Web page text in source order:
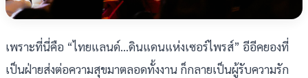
เพราะที่นี่คือ “ไทยแลนด์...ดินแดนแห่งเซอร์ไพรส์” อีอีคยองที่
เป็นฝ่ายส่งต่อความสุขมาตลอดทั้งงาน ก็กลายเป็นผู้รับความรัก